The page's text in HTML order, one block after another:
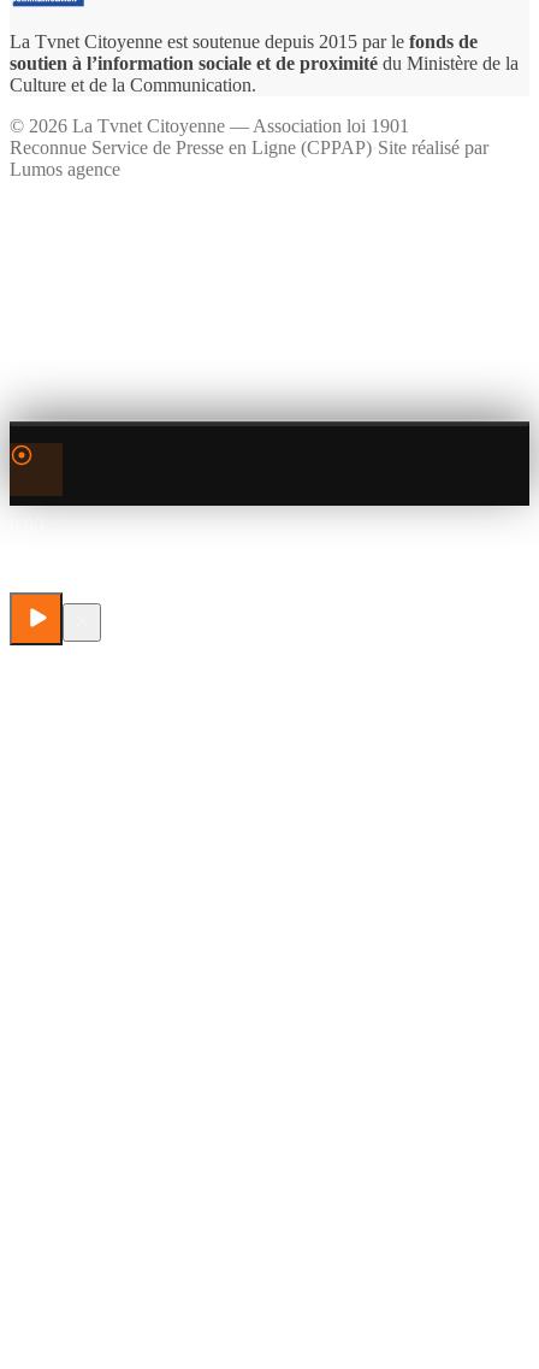
La Tvnet Citoyenne est soutenue depuis 2015 par le fonds de
soutien à l’information sociale et de proximité du Ministère de la
Culture et de la Communication.
© 2026 La Tvnet Citoyenne — Association loi 1901
Reconnue Service de Presse en Ligne (CPPAP)·Site réalisé par
Lumos agence